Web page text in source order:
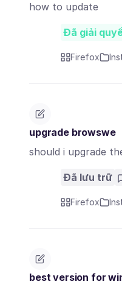
how to update
Đã giải
Firefox
upgrade browswe
should i upgrade
Đã lưu trữ
Firefox
best version for